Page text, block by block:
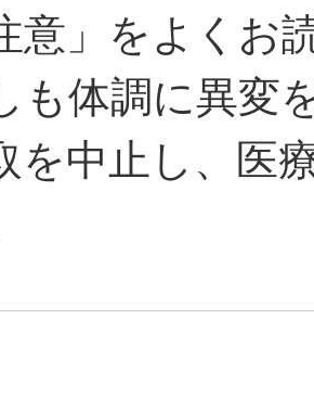
意」をよくお
も体調に異変
を中止し、医